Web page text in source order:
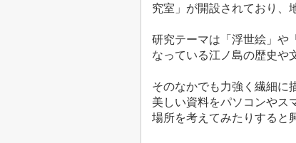
究室」が開設されており、
研究テーマは「浮世絵」や
なっている江ノ島の歴史や
そのなかでも力強く繊細に
美しい資料をパソコンやス
場所を考えてみたりすると